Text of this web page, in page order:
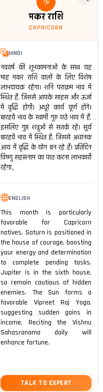
मकर राशि
CAPRICORN
HINDI
नववर्ष की शुभकामनाओं के साथ यह
माह मकर राशि वालों के लिए विशेष
लाभदायक रहेगा। शनि पराक्रम भाव में
स्थित हैं, जिससे आपके साहस और ऊर्जा
में वृद्धि होगी। अधूरे कार्य पूर्ण होंगे।
बारहवें भाव के स्वामी गुरु छठे भाव में हैं,
इसलिए गुप्त शत्रुओं से सतर्क रहें। सूर्य
बारहवें भाव में स्थित है, जिससे अचानक
आय में वृद्धि के योग बन रहे हैं। प्रतिदिन
विष्णु सहस्रनाम का पाठ करना लाभकारी
रहेगा。
ENGLISH
This month is particularly
favorable for Capricorn
natives. Saturn is positioned in
the house of courage, boosting
your energy and determination
to complete pending tasks.
Jupiter is in the sixth house,
so remain cautious of hidden
enemies. The Sun forms a
favorable Vipreet Raj Yoga,
suggesting sudden gains in
income. Reciting the Vishnu
Sahasranama daily will
enhance fortune.
TALK TO EXPERT